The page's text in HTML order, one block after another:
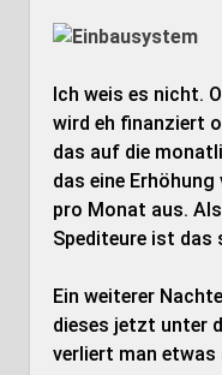
Ich weis es nicht.
wird eh finanziert
das auf die
das eine
pro Monat aus.
Spediteure ist das
Ein weiterer
dieses jetzt unter
verliert man etwas